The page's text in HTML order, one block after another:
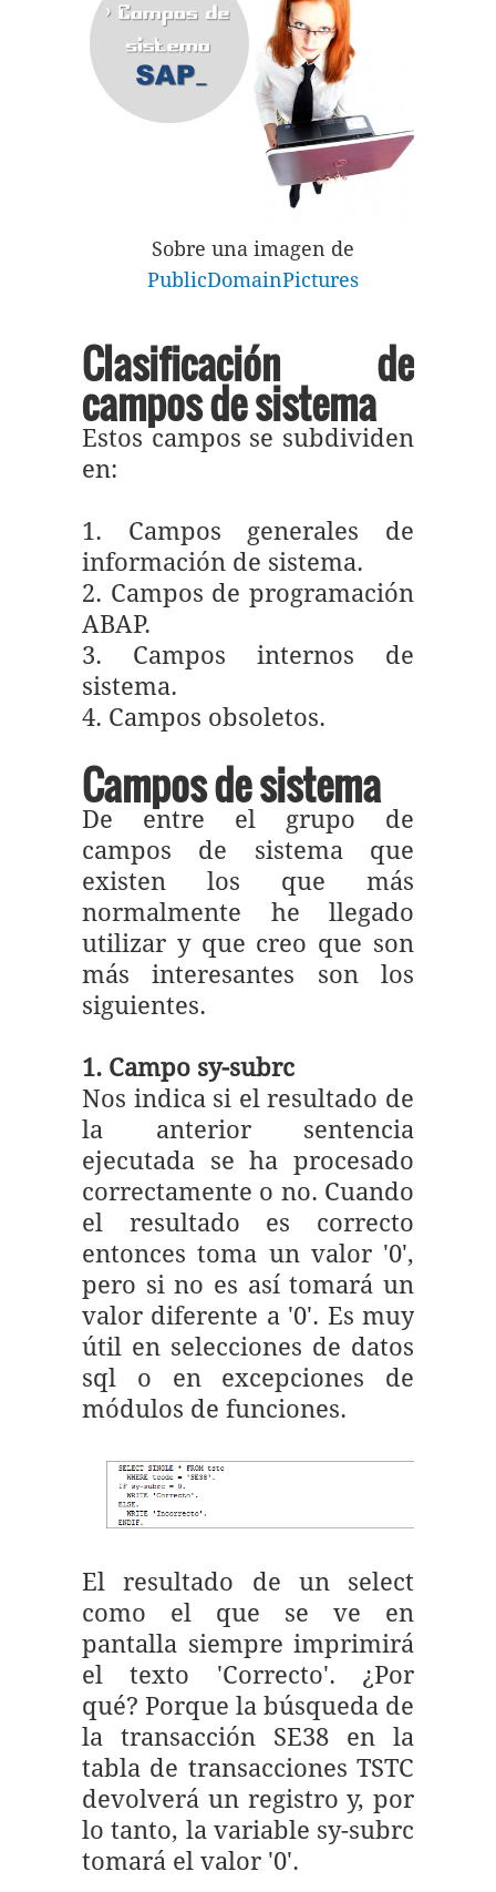
Sobre una imagen de
PublicDomainPictures
Clasificación de
campos de sistema
Estos campos se subdividen
en:
1. Campos generales de
información de sistema.
2. Campos de programación
ABAP.
3. Campos internos de
sistema.
4. Campos obsoletos.
Campos de sistema
De entre el grupo de
campos de sistema que
existen los que más
normalmente he llegado
utilizar y que creo que son
más interesantes son los
siguientes.
1. Campo sy-subrc
Nos indica si el resultado de
la anterior sentencia
ejecutada se ha procesado
correctamente o no. Cuando
el resultado es correcto
entonces toma un valor '0',
pero si no es así tomará un
valor diferente a '0'. Es muy
útil en selecciones de datos
sql o en excepciones de
módulos de funciones.
El resultado de un select
como el que se ve en
pantalla siempre imprimirá
el texto 'Correcto'. ¿Por
qué? Porque la búsqueda de
la transacción SE38 en la
tabla de transacciones TSTC
devolverá un registro y, por
lo tanto, la variable sy-subrc
tomará el valor '0'.